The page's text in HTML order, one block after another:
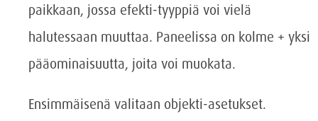
paikkaan, jossa efekti-tyyppiä voi vielä
halutessaan muuttaa. Paneelissa on kolme + yksi
pääominaisuutta, joita voi muokata.
Ensimmäisenä valitaan objekti-asetukset.